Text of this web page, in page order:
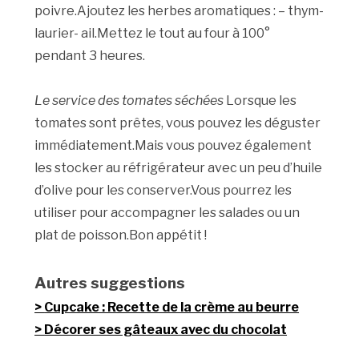
poivre.Ajoutez les herbes aromatiques : – thym-
laurier- ail.Mettez le tout au four à 100°
pendant 3 heures.
Le service des tomates séchées Lorsque les
tomates sont prêtes, vous pouvez les déguster
immédiatement.Mais vous pouvez également
les stocker au réfrigérateur avec un peu d’huile
d’olive pour les conserver.Vous pourrez les
utiliser pour accompagner les salades ou un
plat de poisson.Bon appétit !
Autres suggestions
Cupcake : Recette de la crème au beurre
Décorer ses gâteaux avec du chocolat